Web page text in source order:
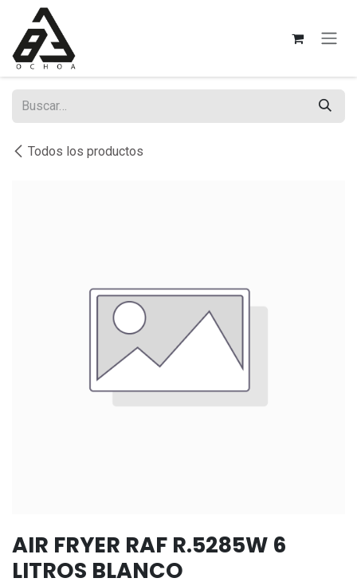
Ir al contenido
Todos los productos
AIR FRYER RAF R.5285W 6
LITROS BLANCO